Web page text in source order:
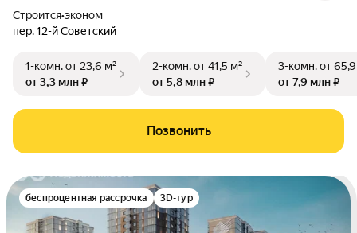
Строится•эконом
пер. 12-й Советский
1-комн.от 23,6 м²
от 3,3 млн ₽
2-комн.от 41,5 м²
от 5,8 млн ₽
3-комн.от
от 7,9 млн ₽
Позвонить
беспроцентная рассрочка 3D-тур